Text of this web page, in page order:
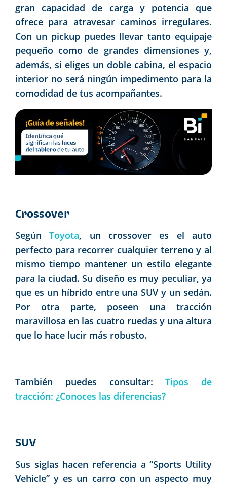
gran capacidad de carga y potencia que
ofrece para atravesar caminos irregulares.
Con un pickup puedes llevar tanto equipaje
pequeño como de grandes dimensiones y,
además, si eliges un doble cabina, el espacio
interior no será ningún impedimento para la
comodidad de tus acompañantes.
Crossover
SegúnToyota, un crossover es el auto
perfecto para recorrer cualquier terreno y al
mismo tiempo mantener un estilo elegante
para la ciudad. Su diseño es muy peculiar, ya
que es un híbrido entre una SUV y un sedán.
Por otra parte, poseen una tracción
maravillosa en las cuatro ruedas y una altura
que lo hace lucir más robusto.
También puedes consultar:Tipos de
tracción: ¿Conoces las diferencias?
SUV
Sus siglas hacen referencia a “Sports Utility
Vehicle” y es un carro con un aspecto muy